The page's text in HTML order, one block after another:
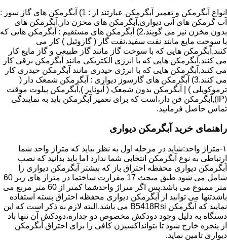
انواع آبگرمکن و تعمیر آبگرمکن عبارتند از : 1) آبگرمکن های گاز سوز :
آب گرمکن های آنی دیواری,آبگرمکن های مخزن دار,آبگرمکن های
بدون مخزن نیز می گویند.2) آبگرمکن های مستقیم : آبگرمکن هایی که
با سوخت مایع مانند نفت سفید،نفت گاز ( گازوئیل ) کار می
کنند,آبگرمکن هایی که با سوخت گاز مانند گاز طبیعی و گاز مایع کار
می کنند,آبگرمکن هایی که با انرژی الکتریکی مانند آبگرمکن برقی کار
می کنند,آبگرمکن هایی که با انرژی حیدری مانند آبگرمکن حیدری کار
می کنند.3) آبگرمکن های گازسوز دیواری : آبگرمکن شمعک دار (
ترموکوپلی ) | آبگرمکن بدون شمعک ( آیونایز ),آبگرمکن پیلوت موقت
(IP),آبگرمکن فن دار،است که برای تعمیر آبگرمکن باید به نمایندگی
تماس حاصل فرمایید.
راهنمای خرید آبگرمکن دیواری
۱-متراژ واحد:شاید در مرحله اول به نظر بیاید که متراژ واحد شما
ارتباطی به نوع آبگرمکن انتخابی شما ندارد اما باید بدانید که نصب
آبگرمکن دیواری محفظه احتراق باز که بیشتر آبگرمکن دیواری را
شامل می شود طبق مبحث 17 مقرارت ساختما در متراژ های زیر 60
متر ممنوع می باشد.پس اگر متراژ واحدشما کمتر از 60 متر مربع می
باشدتنها می توانید از آبگرمکن دیواری محفظه احتراق بسته استفاده
نمایید که آبگرمکن B5418Rsi می باشد.البته لازم به ذکر است که این
دستگاه به دلیل وجود دودکش مخصوص دو جداره،دودکش آن تنها باد
از پنجره خارج شود تا بتوانداکسیژن کافی را برای احتراق آبگرمکن
دیواری تامین نماید.